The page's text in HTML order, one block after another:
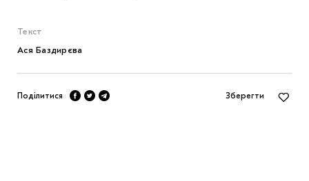
Текст
Ася Баздирєва
Поділитися Зберегти